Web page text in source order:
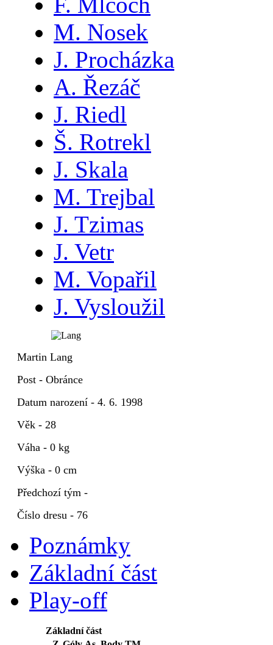
M. Nosek
J. Procházka
A. Řezáč
J. Riedl
Š. Rotrekl
J. Skala
M. Trejbal
J. Tzimas
J. Vetr
M. Vopařil
J. Vysloužil
Martin Lang
Post - Obránce
Datum narození - 4. 6. 1998
Věk - 28
Váha - 0 kg
Výška - 0 cm
Předchozí tým -
Číslo dresu - 76
Poznámky
Základní část
Play-off
Základní část